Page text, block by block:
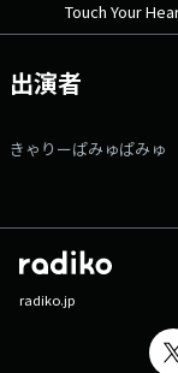
て・・・
https://
ター0」 Xアカウント
Touch Your
出演者
きゃりーぱみゅぱみゅ
radiko.jp